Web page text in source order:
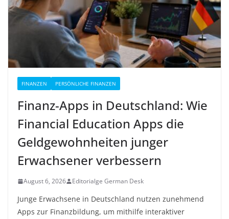
FINANZEN PERSÖNLICHE FINANZEN
Finanz-Apps in Deutschland: Wie
Financial Education Apps die
Geldgewohnheiten junger
Erwachsener verbessern
August 6, 2026 Editorialge German Desk
Junge Erwachsene in Deutschland nutzen zunehmend
Apps zur Finanzbildung, um mithilfe interaktiver